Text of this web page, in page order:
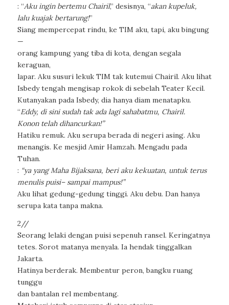
: “Aku ingin bertemu Chairil,” desisnya, “akan kupeluk,
lalu kuajak bertarung!”
Siang mempercepat rindu, ke TIM aku, tapi, aku bingung
—
orang kampung yang tiba di kota, dengan segala
keraguan,
lapar. Aku susuri lekuk TIM tak kutemui Chairil. Aku lihat
Isbedy tengah mengisap rokok di sebelah Teater Kecil.
Kutanyakan pada Isbedy, dia hanya diam menatapku.
“Eddy, di sini sudah tak ada lagi sahabatmu, Chairil.
Konon telah dihancurkan!”
Hatiku remuk. Aku serupa berada di negeri asing. Aku
menangis. Ke mesjid Amir Hamzah. Mengadu pada
Tuhan.
: “ya yang Maha Bijaksana, beri aku kekuatan, untuk terus
menulis puisi– sampai mampus!”
Aku lihat gedung-gedung tinggi. Aku debu. Dan hanya
serupa kata tanpa makna.
2//
Seorang lelaki dengan puisi sepenuh ransel. Keringatnya
tetes. Sorot matanya menyala. Ia hendak tinggalkan
Jakarta.
Hatinya berderak. Membentur peron, bangku ruang
tunggu
dan bantalan rel membentang.